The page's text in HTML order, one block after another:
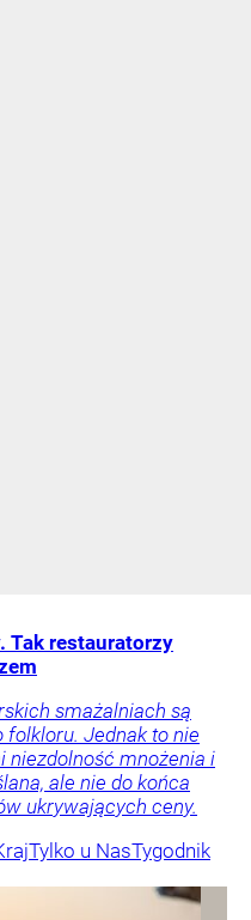
Tak restauratorzy
smażalniach są
Jednak to nie
niezdolność mnożenia i
ale nie do końca
ukrywających ceny.
Tylko u NasTygodnik